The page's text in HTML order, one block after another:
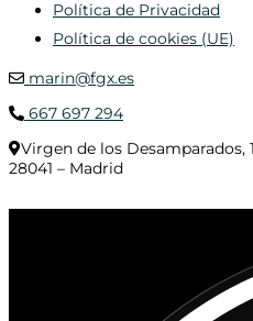
Política de Privacidad
Política de cookies (UE)
marin@fgx.es
667 697 294
Virgen de los Desamparados,
28041 – Madrid